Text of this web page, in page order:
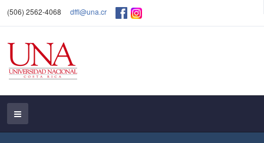
(506) 2562-4068 dffl@una.cr